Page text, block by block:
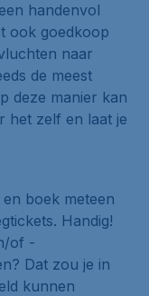
handenvol
ook goedkoop
naar
de meest
deze manier kan
het zelf en laat je
boek meteen
Handig!
of -
Dat zou je in
kunnen